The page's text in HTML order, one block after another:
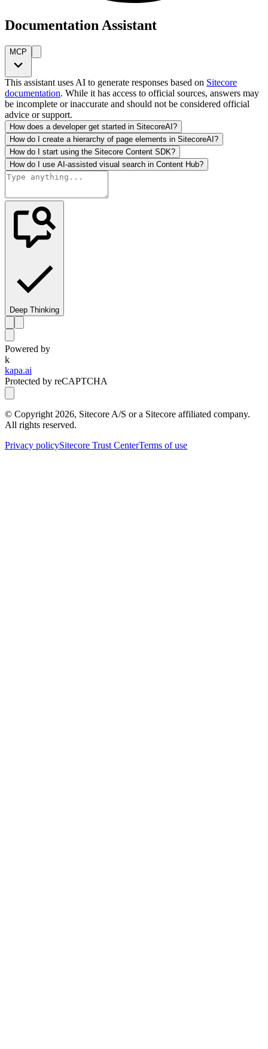
Documentation Assistant
MCP
This assistant uses AI to generate responses based on Sitecore
documentation. While it has access to official sources, answers may
be incomplete or inaccurate and should not be considered official
advice or support.
How does a developer get started in SitecoreAI?
How do I create a hierarchy of page elements in SitecoreAI?
How do I start using the Sitecore Content SDK?
How do I use AI-assisted visual search in Content Hub?
Deep Thinking
Powered by
k
kapa.ai
Protected by reCAPTCHA
© Copyright 2026, Sitecore A/S or a Sitecore affiliated company.
All rights reserved.
Privacy policySitecore Trust CenterTerms of use